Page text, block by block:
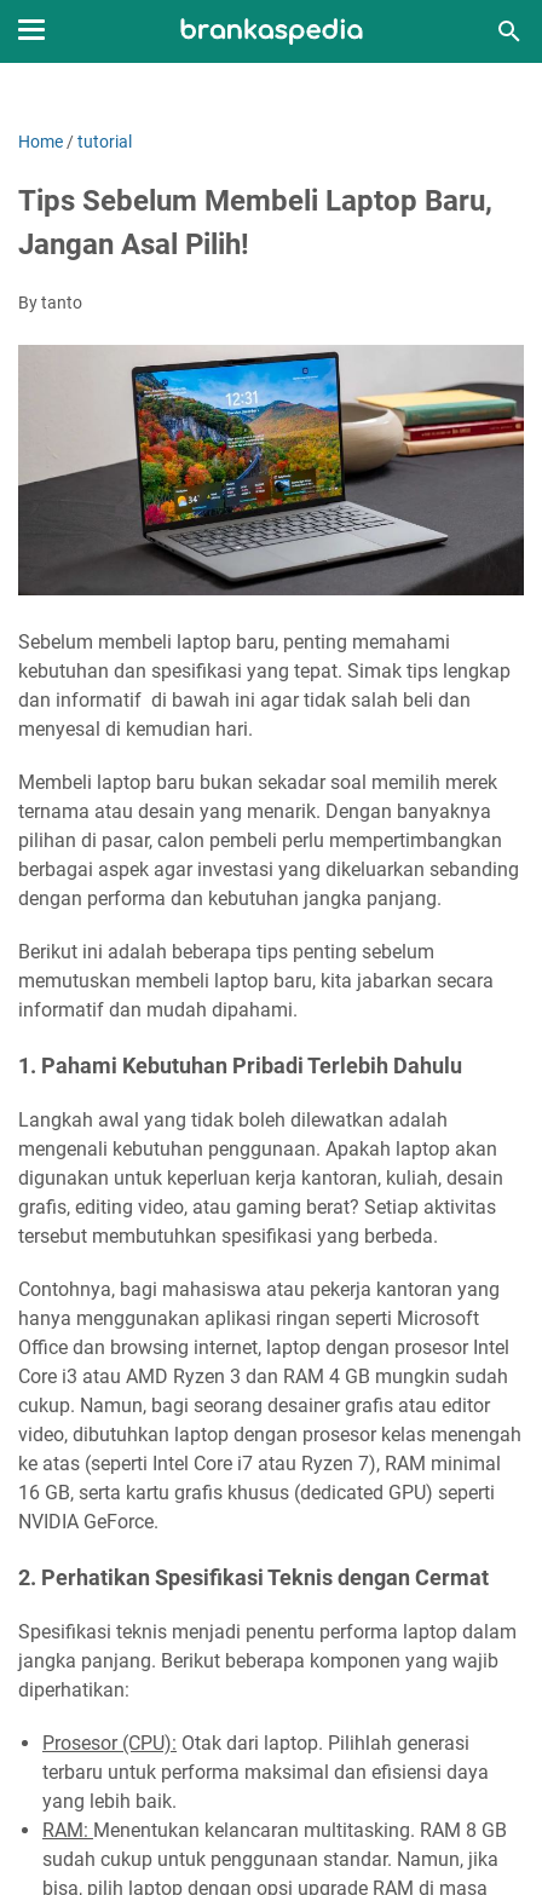
Home /tutorial
Tips Sebelum Membeli Laptop Baru,
Jangan Asal Pilih!
By tanto
Sebelum membeli laptop baru, penting memahami
kebutuhan dan spesifikasi yang tepat. Simak tips lengkap
dan informatif di bawah ini agar tidak salah beli dan
menyesal di kemudian hari.
Membeli laptop baru bukan sekadar soal memilih merek
ternama atau desain yang menarik. Dengan banyaknya
pilihan di pasar, calon pembeli perlu mempertimbangkan
berbagai aspek agar investasi yang dikeluarkan sebanding
dengan performa dan kebutuhan jangka panjang.
Berikut ini adalah beberapa tips penting sebelum
memutuskan membeli laptop baru, kita jabarkan secara
informatif dan mudah dipahami.
1. Pahami Kebutuhan Pribadi Terlebih Dahulu
Langkah awal yang tidak boleh dilewatkan adalah
mengenali kebutuhan penggunaan. Apakah laptop akan
digunakan untuk keperluan kerja kantoran, kuliah, desain
grafis, editing video, atau gaming berat? Setiap aktivitas
tersebut membutuhkan spesifikasi yang berbeda.
Contohnya, bagi mahasiswa atau pekerja kantoran yang
hanya menggunakan aplikasi ringan seperti Microsoft
Office dan browsing internet, laptop dengan prosesor Intel
Core i3 atau AMD Ryzen 3 dan RAM 4 GB mungkin sudah
cukup. Namun, bagi seorang desainer grafis atau editor
video, dibutuhkan laptop dengan prosesor kelas menengah
ke atas (seperti Intel Core i7 atau Ryzen 7), RAM minimal
16 GB, serta kartu grafis khusus (dedicated GPU) seperti
NVIDIA GeForce.
2. Perhatikan Spesifikasi Teknis dengan Cermat
Spesifikasi teknis menjadi penentu performa laptop dalam
jangka panjang. Berikut beberapa komponen yang wajib
diperhatikan:
Prosesor (CPU): Otak dari laptop. Pilihlah generasi
terbaru untuk performa maksimal dan efisiensi daya
yang lebih baik.
RAM: Menentukan kelancaran multitasking. RAM 8 GB
sudah cukup untuk penggunaan standar. Namun, jika
bisa, pilih laptop dengan opsi upgrade RAM di masa